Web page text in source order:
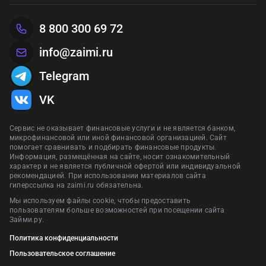
сайте zaimi.ru. Обновлено: 28 июня 2026
сайте zaimi.ru. Обновлено: 16 марта 2026
сайте zaimi.ru. Обновлено: 28 июня 2026
Предложения сформированы на основании отзывов и рейтинга на
Сервис не оказывает финансовые услуги и не является банком,
микрофинансовой или иной финансовой организацией. Сайт
помогает сравнивать и подбирать финансовые продукты.
Информация, размещённая на сайте, носит ознакомительный
характер и не является публичной офертой или индивидуальной
рекомендацией. При использовании материалов сайта
гиперссылка на zaimi.ru обязательна.
Мы используем файлы cookie, чтобы предоставить
пользователям больше возможностей при посещении сайта
Займи.ру.
Политика конфиденциальности
Пользовательское соглашение
8 800 300 69 72
info@zaimi.ru
Telegram
VK